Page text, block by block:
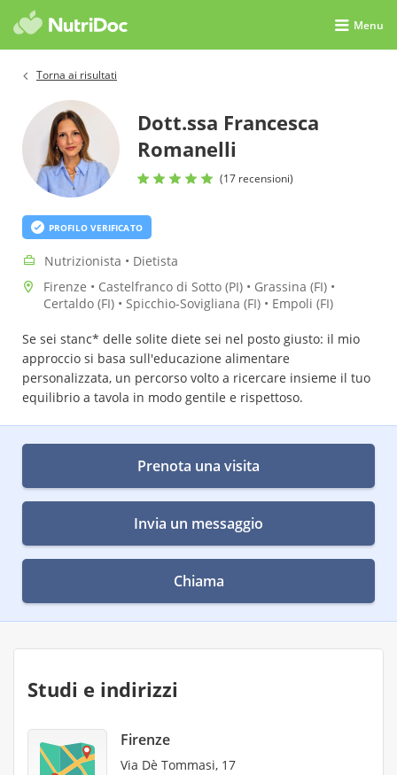
Menu
Torna ai risultati
Dott.ssa Francesca
Romanelli
(17 recensioni)
PROFILO VERIFICATO
Nutrizionista • Dietista
Firenze • Castelfranco di Sotto (PI) • Grassina (FI) •
Certaldo (FI) • Spicchio-Sovigliana (FI) • Empoli (FI)
Se sei stanc* delle solite diete sei nel posto giusto: il mio
approccio si basa sull'educazione alimentare
personalizzata, un percorso volto a ricercare insieme il tuo
equilibrio a tavola in modo gentile e rispettoso.
Prenota una visita
Invia un messaggio
Chiama
Studi e indirizzi
Firenze
Via Dè Tommasi, 17